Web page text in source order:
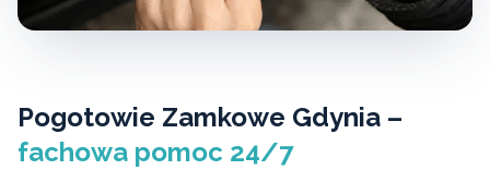
Pogotowie Zamkowe Gdynia –
fachowa pomoc 24/7